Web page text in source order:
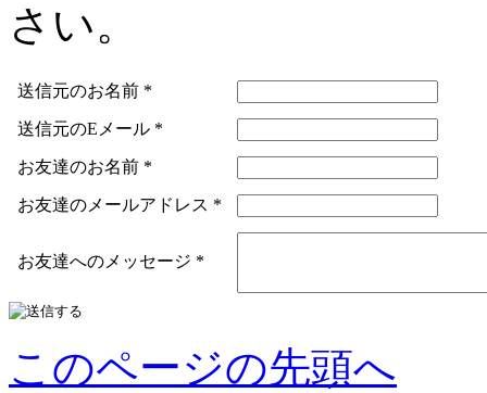
さい。
送信元のお名前 *
送信元のEメール *
お友達のお名前 *
お友達のメールアドレス *
お友達へのメッセージ *
このページの先頭へ